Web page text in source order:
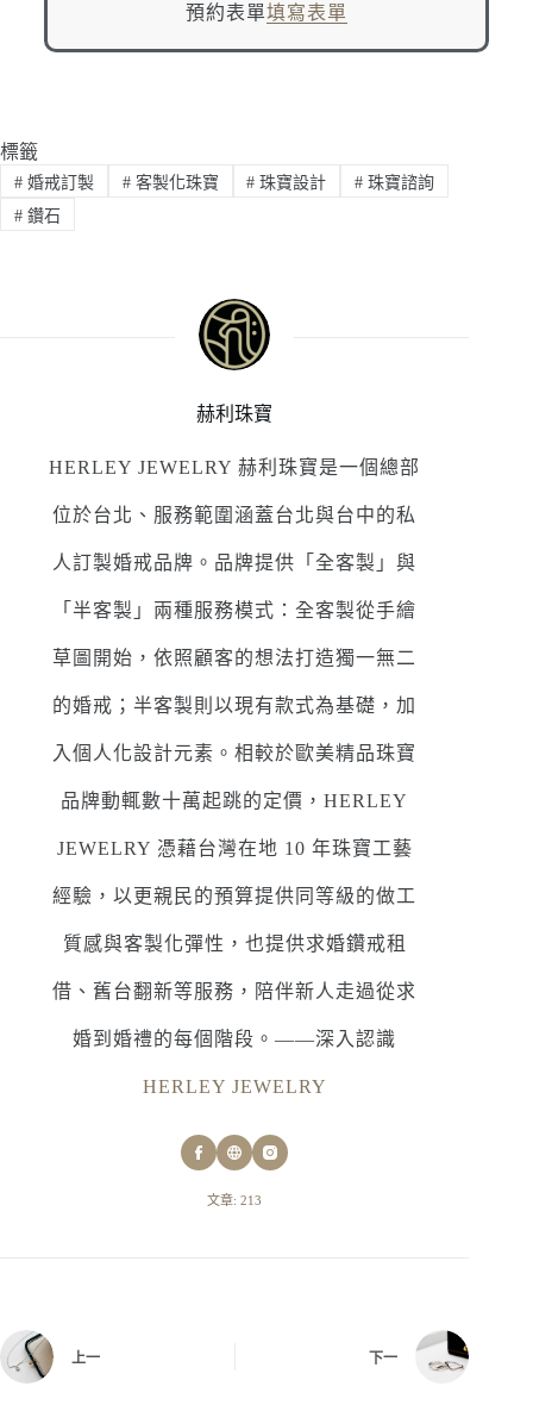
預約表單填寫表單
標籤
#婚戒訂製 #客製化珠寶 # 珠寶設計 # 珠寶諮詢
#鑽石
赫利珠寶
HERLEY JEWELRY 赫利珠寶是一個總部
位於台北、服務範圍涵蓋台北與台中的私
人訂製婚戒品牌。品牌提供「全客製」與
「半客製」兩種服務模式：全客製從手繪
草圖開始，依照顧客的想法打造獨一無二
的婚戒；半客製則以現有款式為基礎，加
入個人化設計元素。相較於歐美精品珠寶
品牌動輒數十萬起跳的定價，HERLEY
JEWELRY 憑藉台灣在地 10 年珠寶工藝
經驗，以更親民的預算提供同等級的做工
質感與客製化彈性，也提供求婚鑽戒租
借、舊台翻新等服務，陪伴新人走過從求
婚到婚禮的每個階段。——深入認識
HERLEY JEWELRY
文章: 213
上一 下一